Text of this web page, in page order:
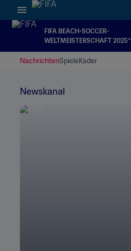
FIFA BEACH-SOCCER-
WELTMEISTERSCHAFT 2025™
NachrichtenSpieleKader
Newskanal